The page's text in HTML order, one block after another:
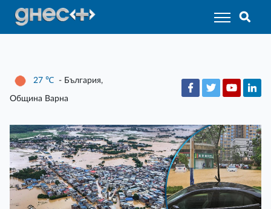
27 ℃ - България,
Община Варна